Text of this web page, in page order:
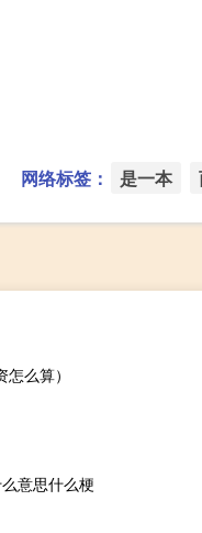
网络标签： 是一本
么算）
意思什么梗